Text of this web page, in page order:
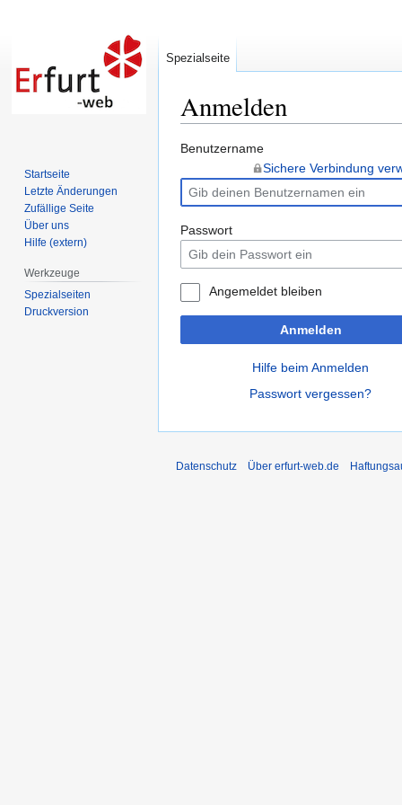
Anmelden
Zur
springen
Zur
springen
Benutzername
Sichere Verbindung
Passwort
Angemeldet bleiben
Anmelden
Hilfe beim Anmelden
Passwort vergessen?
Spezialseite
Startseite
Letzte Änderungen
Zufällige Seite
Über uns
Hilfe (extern)
Werkzeuge
Spezialseiten
Druckversion
Datenschutz Über erfurt-web.de